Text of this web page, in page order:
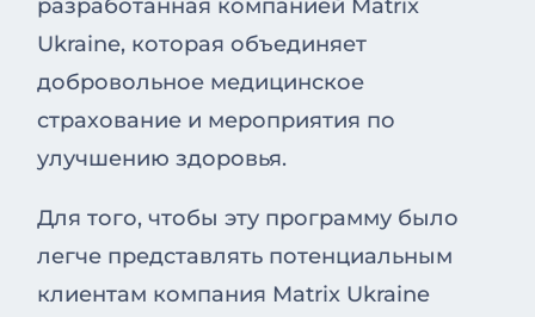
разработанная компанией Matrix
Ukraine, которая объединяет
добровольное медицинское
страхование и мероприятия по
улучшению здоровья.
Для того, чтобы эту программу было
легче представлять потенциальным
клиентам компания Matrix Ukraine